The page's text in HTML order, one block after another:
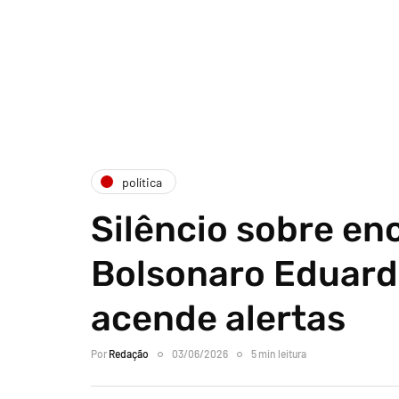
política
Silêncio sobre
Bolsonaro
acende alertas
Por Redação 03/06/2026 5 min leitura